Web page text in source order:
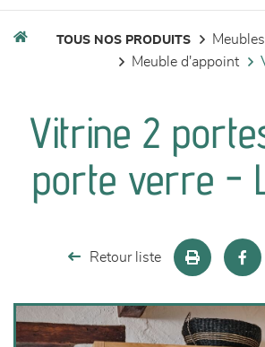
séjours
meubles de complément
décoration
TOUS NOS PRODUITS
meuble d'appoint
Vitrine 2
porte verre -
Retour liste